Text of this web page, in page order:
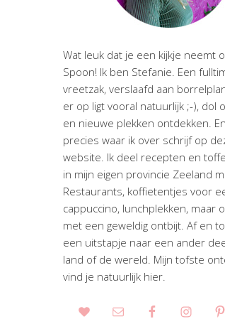
Wat leuk dat je een kijkje neemt
Spoon! Ik ben Stefanie. Een
vreetzak, verslaafd aan
er op ligt vooral natuurlijk ;-), dol
en nieuwe plekken ontdekken.
precies waar ik over schrijf op
website. Ik deel recepten en
in mijn eigen provincie Zeeland
Restaurants, koffietentjes voor
cappuccino, lunchplekken, maar
met een geweldig ontbijt. Af en
een uitstapje naar een ander
land of de wereld. Mijn tofste
vind je natuurlijk hier.